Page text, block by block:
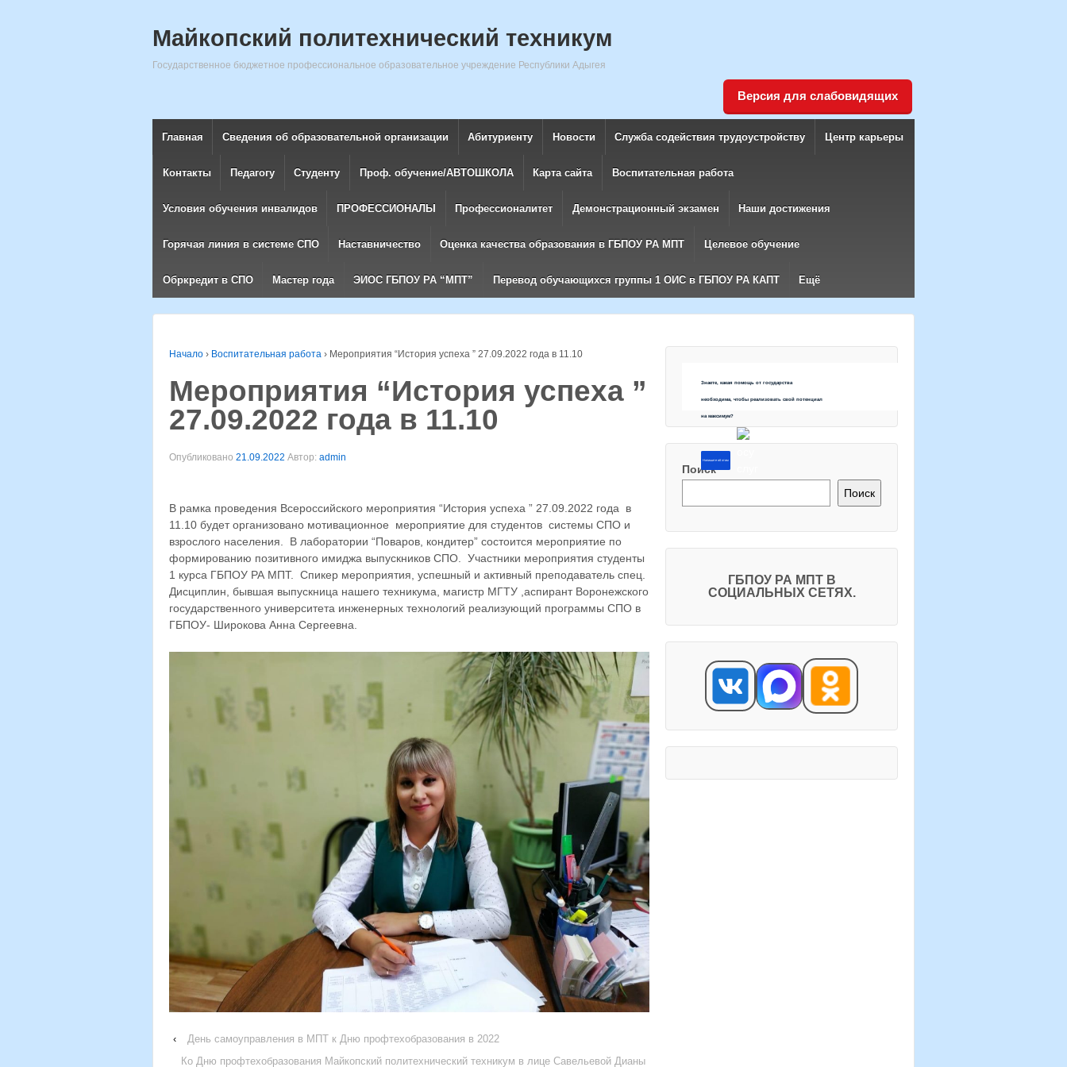
Майкопский политехнический техникум
Государственное бюджетное профессиональное образовательное учреждение Республики Адыгея
Версия для слабовидящих
Главная Сведения об образовательной организации Абитуриенту Новости Служба содействия трудоустройству Центр карьеры
Контакты Педагогу Студенту Проф. обучение/АВТОШКОЛА Карта сайта Воспитательная работа
Условия обучения инвалидов ПРОФЕССИОНАЛЫ Профессионалитет Демонстрационный экзамен Наши достижения
Горячая линия в системе СПО Наставничество Оценка качества образования в ГБПОУ РА МПТ Целевое обучение
Обркредит в СПО Мастер года ЭИОС ГБПОУ РА “МПТ” Перевод обучающихся группы 1 ОИС в ГБПОУ РА КАПТ Ещё
Начало › Воспитательная работа › Мероприятия “История успеха ” 27.09.2022 года в 11.10
Мероприятия “История успеха ”
27.09.2022 года в 11.10
Опубликовано 21.09.2022 Автор: admin
В рамка проведения Всероссийского мероприятия “История успеха ” 27.09.2022 года в
11.10 будет организовано мотивационное мероприятие для студентов системы СПО и
взрослого населения. ⁣ В лаборатории “Поваров, кондитер” состоится мероприятие по
формированию позитивного имиджа выпускников СПО. ⁣ Участники мероприятия студенты
1 курса ГБПОУ РА МПТ. ⁣ Спикер мероприятия, успешный и активный преподаватель спец.
Дисциплин, бывшая выпускница нашего техникума, магистр МГТУ ,аспирант Воронежского
государственного университета инженерных технологий реализующий программы СПО в
ГБПОУ- Широкова Анна Сергеевна.
‹
День самоуправления в МПТ к Дню профтехобразования в 2022
Ко Дню профтехобразования Майкопский политехнический техникум в лице Савельевой Дианы
Знаете, какая помощь от государства
необходима, чтобы реализовать свой потенциал
на максимум?
Напишите об этом
Поиск
Поиск
ГБПОУ РА МПТ В
СОЦИАЛЬНЫХ СЕТЯХ.